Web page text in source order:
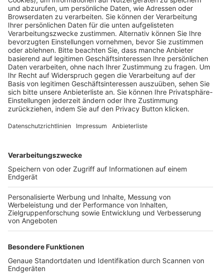
Pässe und Vereinswechsel
Trainerausbildung
Schulungsangebot Vereinsmitarbeiter
BFV-Geschäftsstellen
Trainerbörse
Login SpielPlus
FOLGE DEM BFV
TOP-VEREINE
TOP-PARTNER